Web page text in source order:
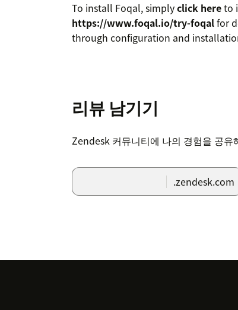
To install Foqal, simplyclick hereto
https://www.foqal.io/try-foqalfor
through configuration and
리뷰 남기기
Zendesk 커뮤니티에 나의 경험을 공유
.zendesk.com